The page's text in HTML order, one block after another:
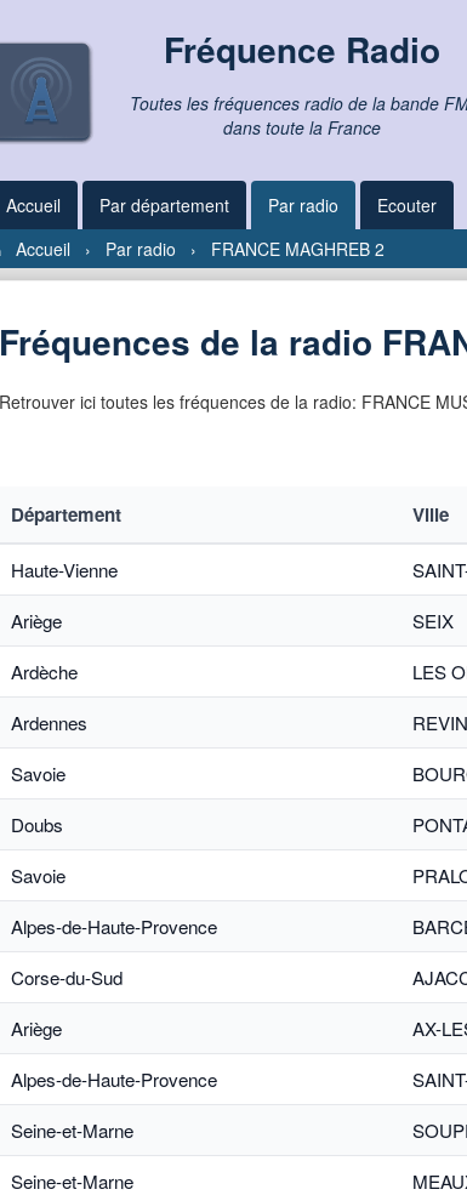
Fréquence Radio
Toutes les fréquences radio de la bande
dans toute la France
Accueil Par département Par radio
Ecouter
Accueil › Par radio › FRANCE MAGHREB 2
Fréquences de la radio
Retrouver ici toutes les fréquences de la radio: FRANCE
Département Ville
Haute-Vienne
Ariège
SEIX
Ardèche
LES
Ardennes
REVIN
Savoie
Doubs
Savoie
Alpes-de-Haute-Provence
Corse-du-Sud
Ariège
AX-
Alpes-de-Haute-Provence
Seine-et-Marne
Seine-et-Marne